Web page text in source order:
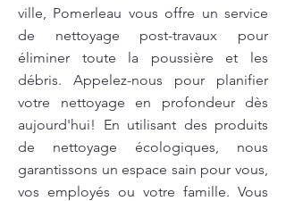
ville, Pomerleau vous offre un service
de nettoyage post-travaux pour
éliminer toute la poussière et les
débris. Appelez-nous pour planifier
votre nettoyage en profondeur dès
aujourd'hui! En utilisant des produits
de nettoyage écologiques, nous
garantissons un espace sain pour vous,
vos employés ou votre famille. Vous